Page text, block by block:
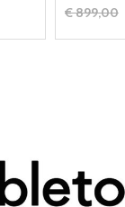
€ 899,00